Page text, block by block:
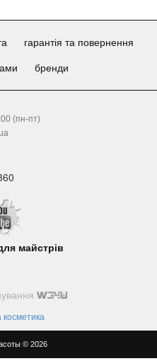
гарантія та повернення
бренди
(пн-пт)
майстрів
© 2026